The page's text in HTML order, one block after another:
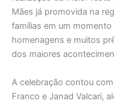
Mães já promovida na
famílias em um
homenagens e muitos
dos maiores
A celebração contou
Franco e Janad Valcari,